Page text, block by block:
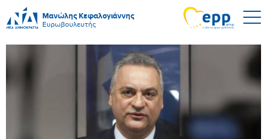
Μανώλης Κεφαλογιάννης
Ευρωβουλευτής